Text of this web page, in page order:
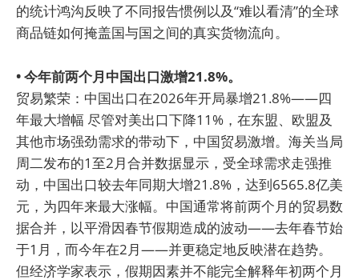
的统计鸿沟反映了不同报告惯例以及“难以看清”的全球
商品链如何掩盖国与国之间的真实货物流向。
• 今年前两个月中国出口激增21.8%。
贸易繁荣：中国出口在2026年开局暴增21.8%——四
年最大增幅 尽管对美出口下降11%，在东盟、欧盟及
其他市场强劲需求的带动下，中国贸易激增。海关当局
周二发布的1至2月合并数据显示，受全球需求走强推
动，中国出口较去年同期大增21.8%，达到6565.8亿美
元，为四年来最大涨幅。中国通常将前两个月的贸易数
据合并，以平滑因春节假期造成的波动——去年春节始
于1月，而今年在2月——并更稳定地反映潜在趋势。
但经济学家表示，假期因素并不能完全解释年初两个月